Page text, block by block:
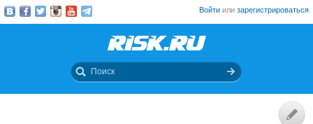
Войти или зарегистрироваться